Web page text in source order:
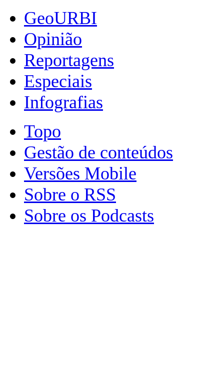
GeoURBI
Opinião
Reportagens
Especiais
Infografias
Topo
Gestão de conteúdos
Versões Mobile
Sobre o RSS
Sobre os Podcasts